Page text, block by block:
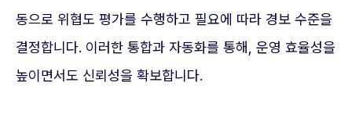
동으로 위협도 평가를 수행하고 필요에 따라 경보 수준을
결정합니다. 이러한 통합과 자동화를 통해, 운영 효율성을
높이면서도 신뢰성을 확보합니다.